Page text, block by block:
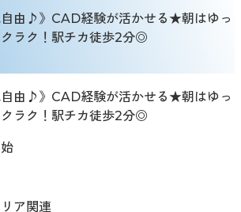
自由♪》CAD経験が活かせる★朝はゆっ
クラク！駅チカ徒歩2分◎
自由♪》CAD経験が活かせる★朝はゆっ
クラク！駅チカ徒歩2分◎
ア関連